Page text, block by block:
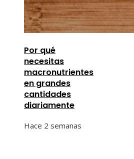
Por qué
necesitas
macronutrientes
en grandes
cantidades
diariamente
Hace 2 semanas